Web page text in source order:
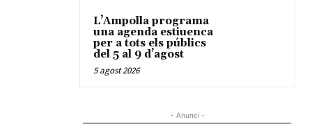
L’Ampolla programa
una agenda estiuenca
per a tots els públics
del 5 al 9 d’agost
5 agost 2026
- Anunci -